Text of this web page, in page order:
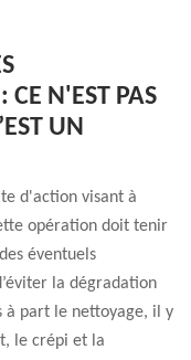
CE N'EST PAS
UN
d'action visant à
opération doit tenir
éventuels
la dégradation
à part le nettoyage, il y
le crépi et la